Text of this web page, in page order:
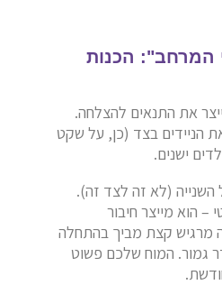
המרחב": הכנות
את התנאים להצלחה.
הניידים בצד (כן, על שקט
ישנים.
השנייה (לא זה לצד זה).
– הוא מייצר חיבור
מרגיש קצת מביך בהתחלה
גמור. המוח שלכם פשוט